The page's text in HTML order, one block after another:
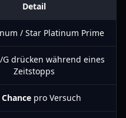
Detail
/ Star Platinum Prime
G drücken während eines
Zeitstopps
Chance pro Versuch